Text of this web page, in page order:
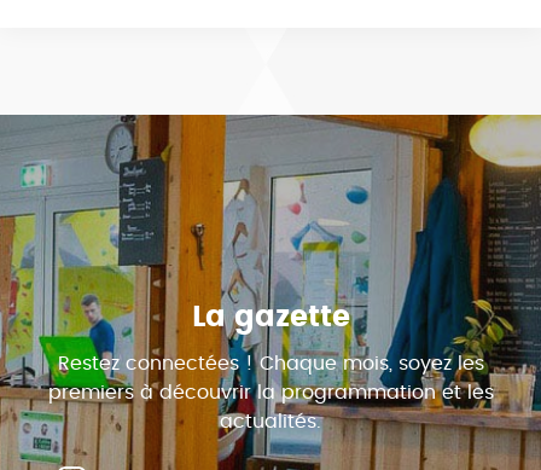
La gazette
Restez connectées ! Chaque mois, soyez les
premiers à découvrir la programmation et les
actualités.